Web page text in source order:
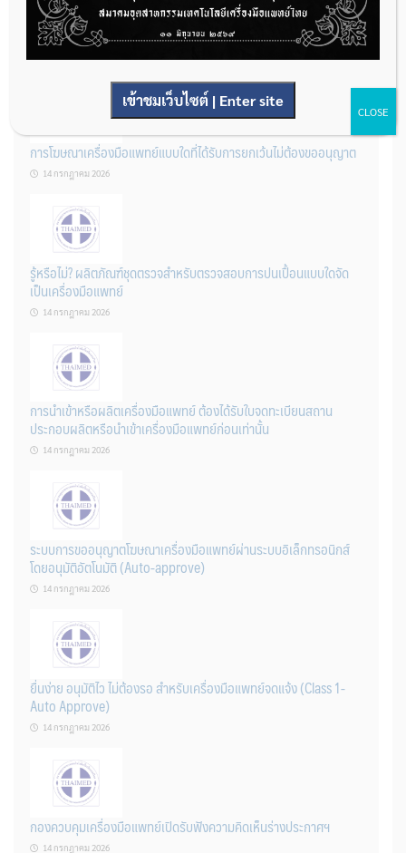
กองควบคุมเครื่องมือแพทย์ เปิดรับฟังความคิดเห็นหลักการยกร่าง
กฎหมาย จำนวน 3 ฉบับ ผ่านระบบกลางทางกฎหมาย
การโฆษณาเครื่องมือแพทย์แบบใดที่ได้รับการยกเว้นไม่ต้องขออนุญาต
14 กรกฎาคม 2026
รู้หรือไม่? ผลิตภัณฑ์ชุดตรวจสําหรับตรวจสอบการปนเปื้อนแบบใดจัด
เป็นเครื่องมือแพทย์
14 กรกฎาคม 2026
การนำเข้าหรือผลิตเครื่องมือแพทย์ ต้องได้รับใบจดทะเบียนสถาน
ประกอบผลิตหรือนำเข้าเครื่องมือแพทย์ก่อนเท่านั้น
14 กรกฎาคม 2026
ระบบการขออนุญาตโฆษณาเครื่องมือแพทย์ผ่านระบบอิเล็กทรอนิกส์
โดยอนุมัติอัตโนมัติ (Auto-approve)
14 กรกฎาคม 2026
ยื่นง่าย อนุมัติไว ไม่ต้องรอ สำหรับเครื่องมือแพทย์จดแจ้ง (Class 1-
Auto Approve)
14 กรกฎาคม 2026
กองควบคุมเครื่องมือแพทย์เปิดรับฟังความคิดเห็นร่างประกาศฯ
14 กรกฎาคม 2026
เข้าชมเว็บไซต์ | Enter site
CLOSE